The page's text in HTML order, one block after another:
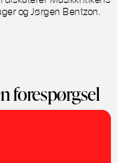
og Jørgen Bentzon.
forespørgsel